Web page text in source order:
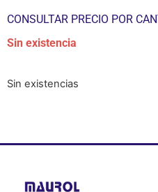
CONSULTAR PRECIO POR
Sin existencia
Sin existencias